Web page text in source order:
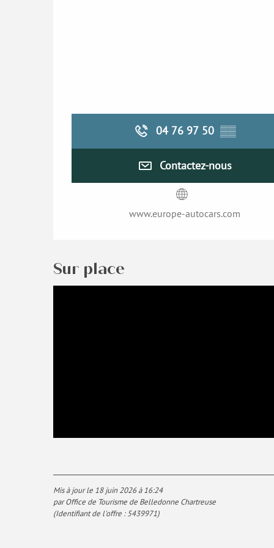
04 76 97 50 ▒▒
Contactez-nous
www.europe-autocars.com
Sur place
Mis à jour le 18 juin 2026 à 16:24
par Office de Tourisme de Belledonne Chartreuse
(Identifiant de l'offre :5439971)